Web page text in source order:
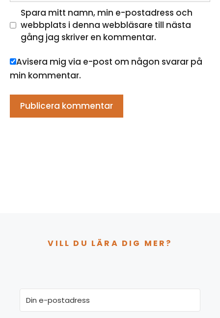
Spara mitt namn, min e-postadress och
webbplats i denna webbläsare till nästa
gång jag skriver en kommentar.
Avisera mig via e-post om någon svarar på
min kommentar.
VILL DU LÄRA DIG MER?